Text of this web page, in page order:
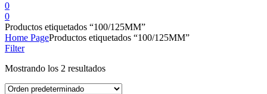
0
0
Productos etiquetados “100/125MM”
Home PageProductos etiquetados “100/125MM”
Filter
Mostrando los 2 resultados